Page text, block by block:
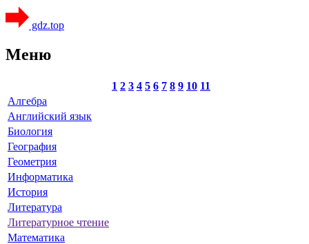
gdz.top
Меню
1 2 3 4 5 6 7 8 9 10 11
Алгебра
Английский язык
Биология
География
Геометрия
Информатика
История
Литература
Литературное чтение
Математика